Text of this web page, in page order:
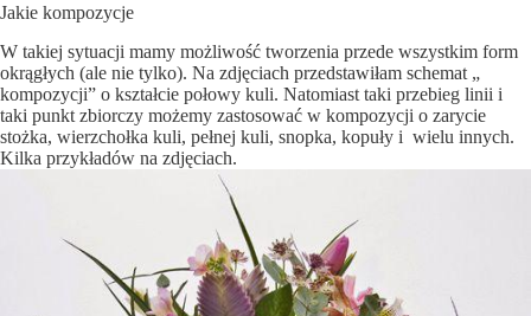
Jakie kompozycje
W takiej sytuacji mamy możliwość tworzenia przede wszystkim form
okrągłych (ale nie tylko). Na zdjęciach przedstawiłam schemat „
kompozycji” o kształcie połowy kuli. Natomiast taki przebieg linii i
taki punkt zbiorczy możemy zastosować w kompozycji o zarycie
stożka, wierzchołka kuli, pełnej kuli, snopka, kopuły i wielu innych.
Kilka przykładów na zdjęciach.